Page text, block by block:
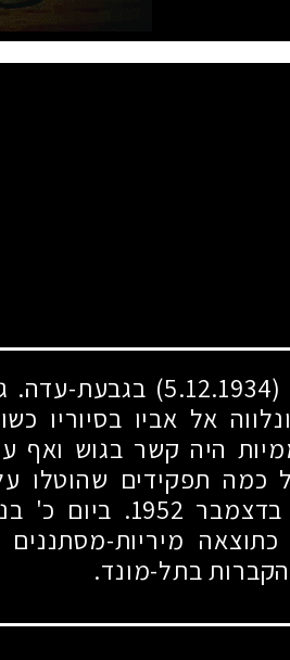
(5.12.1934)
בגבעת-עדה.
אל אביו בסיוריו
היה קשר בגוש ואף
כמה תפקידים שהוטלו
1952. ביום כ'
מיריות-מסתננים
בתל-מונד.